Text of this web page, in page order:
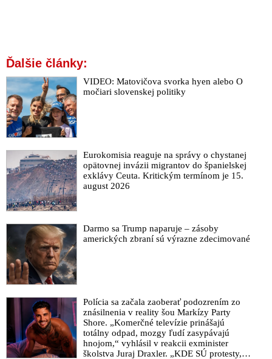
Ďalšie články:
VIDEO: Matovičova svorka hyen alebo O
močiari slovenskej politiky
Eurokomisia reaguje na správy o chystanej
opätovnej invázii migrantov do španielskej
exklávy Ceuta. Kritickým termínom je 15.
august 2026
Darmo sa Trump naparuje – zásoby
amerických zbraní sú výrazne zdecimované
Polícia sa začala zaoberať podozrením zo
znásilnenia v reality šou Markízy Party
Shore. „Komerčné televízie prinášajú
totálny odpad, mozgy ľudí zasypávajú
hnojom,“ vyhlásil v reakcii exminister
školstva Juraj Draxler. „KDE SÚ protesty,